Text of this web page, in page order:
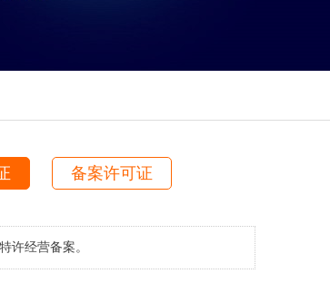
备案许可证
许经营备案。